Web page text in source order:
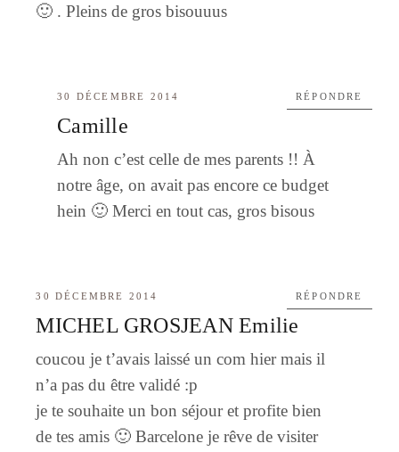
🙂 . Pleins de gros bisouuus
30 DÉCEMBRE 2014
Camille
Ah non c’est celle de mes parents !! À
notre âge, on avait pas encore ce budget
hein 🙂 Merci en tout cas, gros bisous
RÉPONDRE
30 DÉCEMBRE 2014
MICHEL GROSJEAN Emilie
coucou je t’avais laissé un com hier mais il
n’a pas du être validé :p
je te souhaite un bon séjour et profite bien
de tes amis 🙂 Barcelone je rêve de visiter
RÉPONDRE